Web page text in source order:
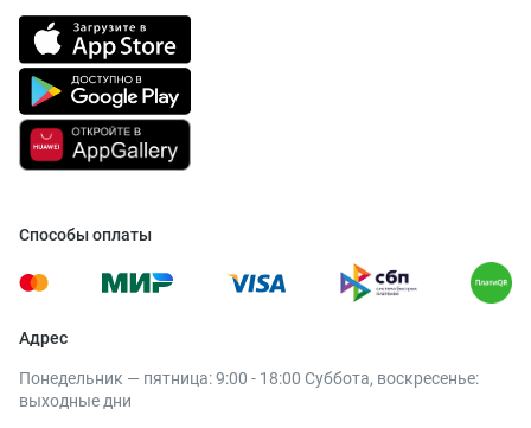
Способы оплаты
Адрес
Понедельник — пятница: 9:00 - 18:00 Суббота, воскресенье:
выходные дни